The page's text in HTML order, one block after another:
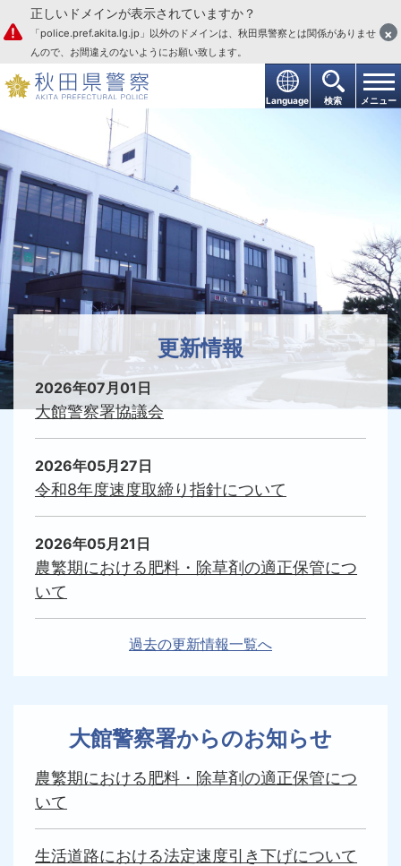
本文へ
Language 検索 メニュー
正しいドメインが表示されていますか？
「police.pref.akita.lg.jp」以外のドメインは、秋田県警察とは関係がありませ
んので、お間違えのないようにお願い致します。
×
大館警察署 更新情報
2026年07月01日
大館警察署協議会
2026年05月27日
令和8年度速度取締り指針について
2026年05月21日
農繁期における肥料・除草剤の適正保管につ
いて
過去の更新情報一覧へ
大館警察署からのお知らせ
農繁期における肥料・除草剤の適正保管につ
いて
生活道路における法定速度引き下げについて